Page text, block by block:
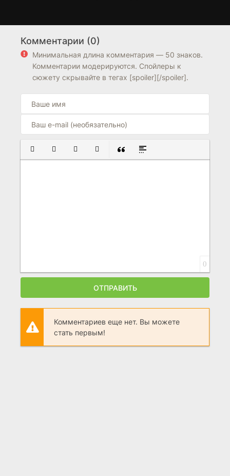
6.9 6.9
Комментарии (0)
Минимальная длина комментария — 50 знаков.
Комментарии модерируются. Спойлеры к
сюжету скрывайте в тегах [spoiler][/spoiler].
ПОЛУЖИРНЫЙ
КУРСИВПОДЧЕРКНУТЫЙ
ЗАЧЕРКНУТЫЙ
ВСТАВКА ЦИТАТЫ
ВСТАВКА СПОЙЛЕРА
0
ОТПРАВИТЬ
Комментариев еще нет. Вы можете
стать первым!